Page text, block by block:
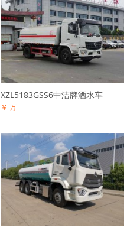
XZL5183GSS6中洁牌洒水车
￥ 万